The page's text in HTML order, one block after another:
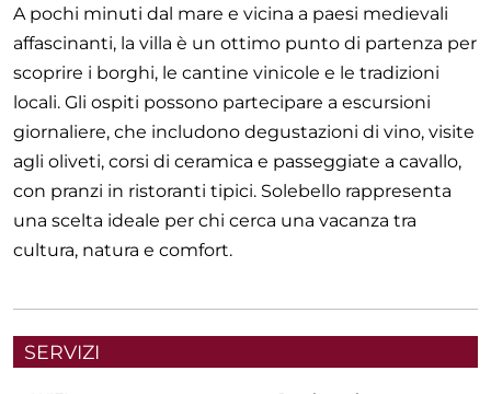
A pochi minuti dal mare e vicina a paesi medievali
affascinanti, la villa è un ottimo punto di partenza per
scoprire i borghi, le cantine vinicole e le tradizioni
locali. Gli ospiti possono partecipare a escursioni
giornaliere, che includono degustazioni di vino, visite
agli oliveti, corsi di ceramica e passeggiate a cavallo,
con pranzi in ristoranti tipici. Solebello rappresenta
una scelta ideale per chi cerca una vacanza tra
cultura, natura e comfort.
SERVIZI